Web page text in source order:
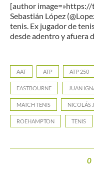
[author
Sebastián López
tenis. Ex jugador de
desde adentro y afuera
AAT ATP ATP 250
EASTBOURNE JUAN
MATCH TENIS NICOLÁS
ROEHAMPTON TENIS
0